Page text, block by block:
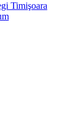
Timişoara